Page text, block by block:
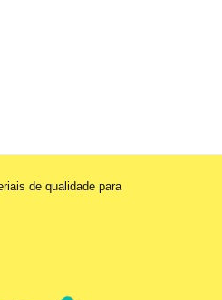
de qualidade para